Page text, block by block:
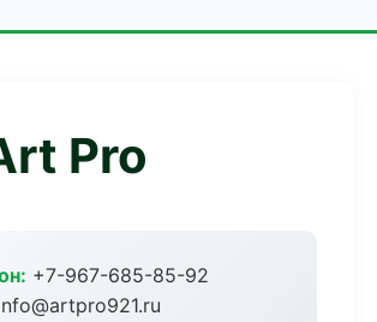
Pro
+7-967-685-85-92